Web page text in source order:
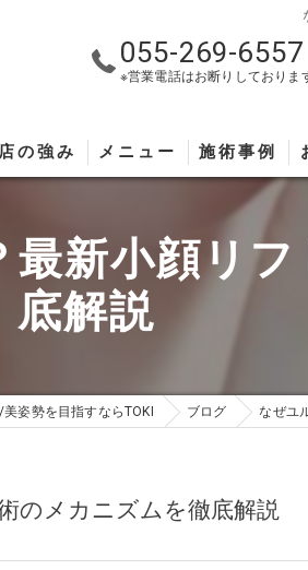
055-269-6557
※営業電話はお断りしておりま
の強み メニュー 施術事例
新小顔リ
底解説
姿勢を目指すならTOKI ブログ なぜユ
のメカニズムを徹底解説